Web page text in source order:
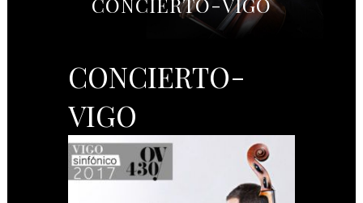
CONCIERTO-
VIGO